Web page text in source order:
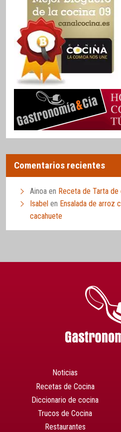
Comentarios recientes
Ainoa en Receta de Tarta de
Isabel en Ensalada de arroz
cacahuete
Noticias
Recetas de Cocina
Diccionario de cocina
Trucos de Cocina
Restaurantes